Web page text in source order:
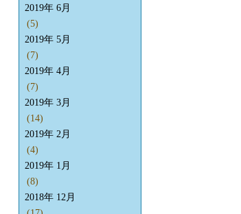
2019年 6月
(5)
2019年 5月
(7)
2019年 4月
(7)
2019年 3月
(14)
2019年 2月
(4)
2019年 1月
(8)
2018年 12月